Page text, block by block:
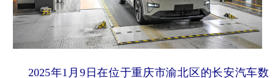
2025年1月9日在位于重庆市渝北区的长安汽车数